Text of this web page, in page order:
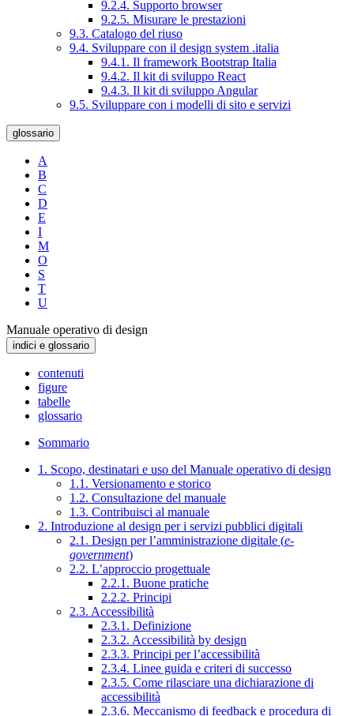
9.2.4. Supporto browser
9.2.5. Misurare le prestazioni
9.3. Catalogo del riuso
9.4. Sviluppare con il design system .italia
9.4.1. Il framework Bootstrap Italia
9.4.2. Il kit di sviluppo React
9.4.3. Il kit di sviluppo Angular
9.5. Sviluppare con i modelli di sito e servizi
glossario
A
B
C
D
E
I
M
O
S
T
U
Manuale operativo di design
indici e glossario
contenuti
figure
tabelle
glossario
Sommario
1. Scopo, destinatari e uso del Manuale operativo di design
1.1. Versionamento e storico
1.2. Consultazione del manuale
1.3. Contribuisci al manuale
2. Introduzione al design per i servizi pubblici digitali
2.1. Design per l’amministrazione digitale (e-
government)
2.2. L’approccio progettuale
2.2.1. Buone pratiche
2.2.2. Principi
2.3. Accessibilità
2.3.1. Definizione
2.3.2. Accessibilità by design
2.3.3. Principi per l’accessibilità
2.3.4. Linee guida e criteri di successo
2.3.5. Come rilasciare una dichiarazione di
accessibilità
2.3.6. Meccanismo di feedback e procedura di